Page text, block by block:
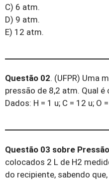
C) 6 atm.
D) 9 atm.
E) 12 atm.
Questão 02. (UFPR) Uma
pressão de 8,2 atm. Qual é
Dados: H = 1 u; C = 12 u; O
Questão 03 sobre
colocados 2 L de H2
do recipiente, sabendo